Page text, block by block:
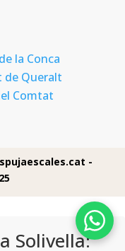
la Conca
de Queralt
Comtat
-
Solivella: